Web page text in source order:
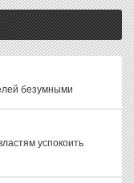
безумными
успокоить